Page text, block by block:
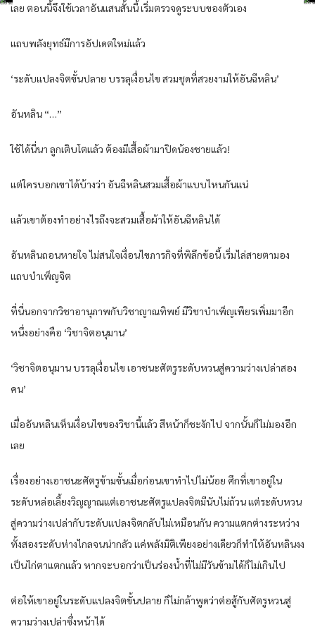
เลย​ ตอนนี้​จึงใช้เวลา​อัน​แสน​สั้น​นี้​ เริ่ม​ตรวจดู​ระบบ​ของ​ตัวเอง​
แถบ​พลัง​ยุทธ์​มีการ​อัปเดต​ใหม่​แล้ว​
‘ระดับ​แปลง​จิต​ขั้น​ปลาย​ บรรลุ​เงื่อนไข​ สวม​ชุด​ที่​สวยงาม​ให้​อัน​ฉีหลิน​’
อัน​หลิน​ “…”
ใช้ได้​นี่​นา​ ลูก​เติบโต​แล้ว​ ต้อง​มีเสื้อผ้า​มาปิด​น้องชาย​แล้ว​!
แต่​ใคร​บอก​เขา​ได้​บ้าง​ว่า​ อัน​ฉีหลิน​สวม​เสื้อผ้า​แบบ​ไหน​กัน​แน่​
แล้ว​เขา​ต้อง​ทำ​อย่างไร​ถึงจะสวม​เสื้อผ้า​ให้​อัน​ฉีหลิน​ได้​
อัน​หลิน​ถอนหายใจ​ ไม่สนใจ​เงื่อนไข​ภารกิจ​ที่​พิลึก​ข้อ​นี้​ เริ่ม​ไล่​สายตา​มอง​
แถบ​บำเพ็ญ​จิต​
ที่นี่​นอกจาก​วิชา​อานุภาพ​กับ​วิชา​ญาณทิพย์​ มีวิชา​บำเพ็ญ​เพียร​เพิ่ม​มาอีก​
หนึ่ง​อย่าง​คือ​ ‘วิชา​จิต​อนุมาน​’
‘วิชา​จิต​อนุมาน​ บรรลุ​เงื่อนไข​ เอาชนะ​ศัตรู​ระดับ​หวน​สู่ความว่างเปล่า​สอง​
คน​’
เมื่อ​อัน​หลิน​เห็น​เงื่อนไข​ของ​วิชา​นี้​แล้ว​ สีหน้า​ก็​ชะงัก​ไป จากนั้น​ก็​ไม่มอง​อีก​
เลย​
เรื่อง​อย่าง​เอาชนะ​ศัตรู​ข้ามขั้น​เมื่อก่อน​เขา​ทำ​ไปไม่น้อย​ ศึก​ที่​เขา​อยู่​ใน​
ระดับ​หล่อเลี้ยง​วิญญาณ​แต่​เอาชนะ​ศัตรู​แปลง​จิต​มีนับไม่ถ้วน​ แต่​ระดับ​หวน​
สู่ความว่างเปล่า​กับ​ระดับ​แปลง​จิต​กลับ​ไม่เหมือนกัน​ ความแตกต่าง​ระหว่าง​
ทั้งสอง​ระดับ​ห่างไกล​จน​น่ากลัว​ แค่​พลัง​มิติ​เพียง​อย่าง​เดียว​ก็​ทำให้​อัน​หลิน​งง
เป็นไก่ตาแตก​แล้ว​ หาก​จะบอ​กว่า​เป็น​ร่องน้ำ​ที่​ไม่มีวัน​ข้าม​ได้​ก็​ไม่เกินไป​
ต่อให้​เขา​อยู่​ใน​ระดับ​แปลง​จิต​ขั้น​ปลาย​ ก็​ไม่กล้า​พูดว่า​ต่อสู้​กับ​ศัตรู​หวน​สู่
ความว่างเปล่า​ซึ่งหน้า​ได้​